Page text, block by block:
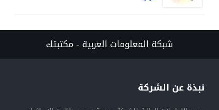
شبكة المعلومات العربية - مكتبتك
نبذة عن الشركة